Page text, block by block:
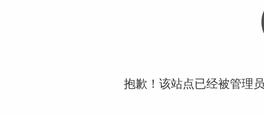
抱歉！该站点已经被管理